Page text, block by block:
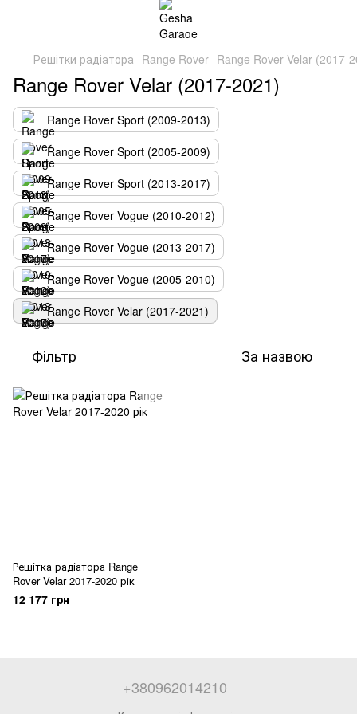
Решітки радіатора Range Rover Range Rover Velar (2017-
Range Rover Velar (2017-2021)
Range Rover Sport (2009-2013)
Range Rover Sport (2005-2009)
Range Rover Sport (2013-2017)
Range Rover Vogue (2010-2012)
Range Rover Vogue (2013-2017)
Range Rover Vogue (2005-2010)
Range Rover Velar (2017-2021)
Фільтр За назвою
Решітка радіатора Range
Rover Velar 2017-2020 рік
12 177 грн
+380962014210